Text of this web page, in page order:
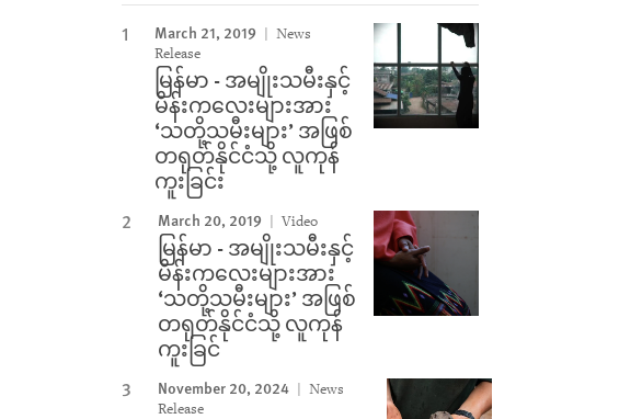
March 21, 2019
News
Release
မြန်မာ - အမျိုးသမီးနှင့်
မိန်းကလေးများအား
‘သတို့သမီးများ’ အဖြစ်
တရုတ်နိုင်ငံသို့ လူကုန်
ကူးခြင်း
March 20, 2019 Video
မြန်မာ - အမျိုးသမီးနှင့်
မိန်းကလေးများအား
‘သတို့သမီးများ’ အဖြစ်
တရုတ်နိုင်ငံသို့ လူကုန်
ကူးခြင်
November 20, 2024
News
Release